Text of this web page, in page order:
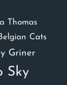
Thomas
Cats
Griner
Sky